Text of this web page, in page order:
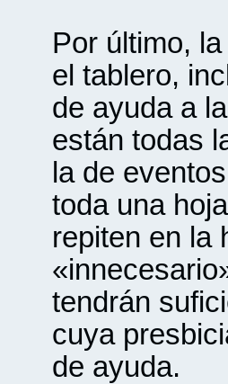
Por último,
el tablero,
de ayuda a
están todas
la de
toda una
repiten en la
tendrán
cuya
de ayuda.